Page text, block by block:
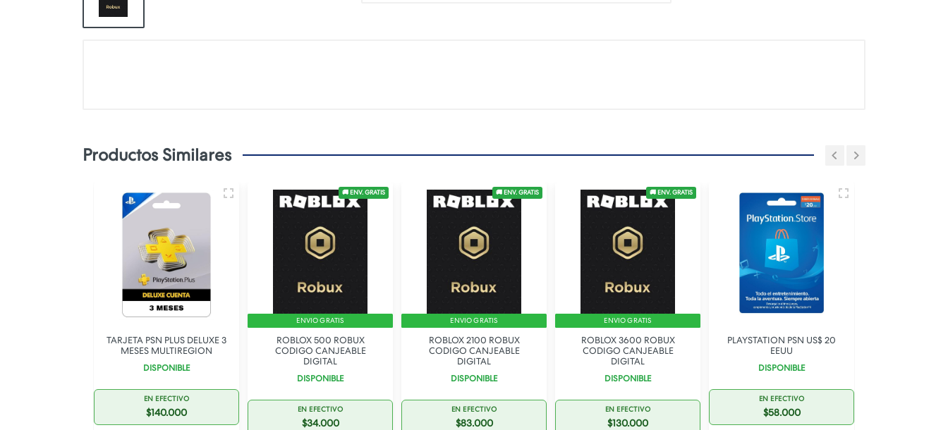
Productos Similares
TARJETA PSN PLUS DELUXE 3
MESES MULTIREGION
DISPONIBLE
EN EFECTIVO
$140.000
ENVIO GRATIS
🚚 ENV. GRATIS
ROBLOX 500 ROBUX
CODIGO CANJEABLE
DIGITAL
DISPONIBLE
EN EFECTIVO
$34.000
ENVIO GRATIS
🚚 ENV. GRATIS
ROBLOX 2100 ROBUX
CODIGO CANJEABLE
DIGITAL
DISPONIBLE
EN EFECTIVO
$83.000
ENVIO GRATIS
🚚 ENV. GRATIS
ROBLOX 3600 ROBUX
CODIGO CANJEABLE
DIGITAL
DISPONIBLE
EN EFECTIVO
$130.000
PLAYSTATION PSN US$ 20
EEUU
DISPONIBLE
EN EFECTIVO
$58.000